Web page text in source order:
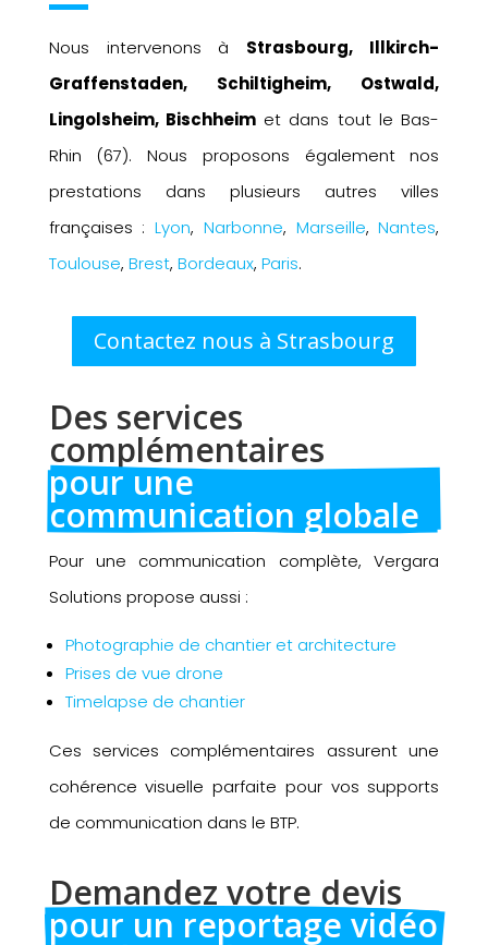
Nous intervenons à Strasbourg, Illkirch-
Graffenstaden, Schiltigheim, Ostwald,
Lingolsheim, Bischheim et dans tout le Bas-
Rhin (67). Nous proposons également nos
prestations dans plusieurs autres villes
françaises :Lyon, Narbonne, Marseille,Nantes,
Toulouse, Brest, Bordeaux, Paris.
Contactez nous à Strasbourg
Des services
complémentaires
pour une
communication globale
Pour une communication complète, Vergara
Solutions propose aussi :
Photographie de chantier et architecture
Prises de vue drone
Timelapse de chantier
Ces services complémentaires assurent une
cohérence visuelle parfaite pour vos supports
de communication dans le BTP.
Demandez votre devis
pour un reportage vidéo